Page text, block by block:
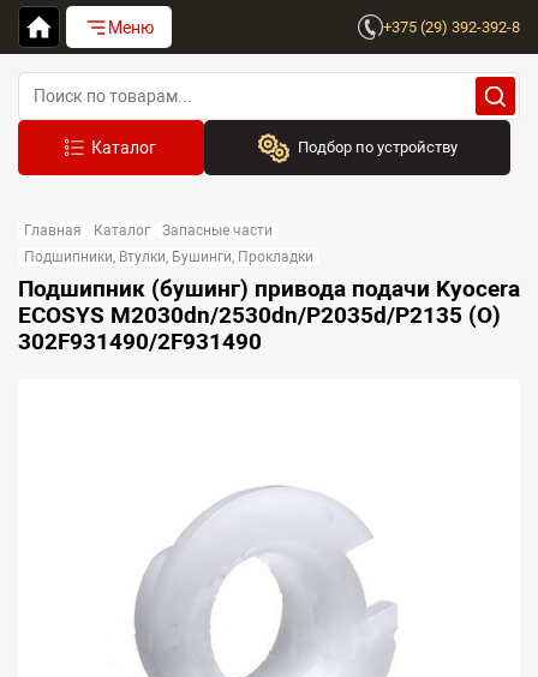
Меню +375 (29) 392-392-8
Подбор по устройству
Выберите бренд
Устройство:
Сначала выберите бренд
Главная Каталог
Запасные части
Подшипники, Втулки, Бушинги, Прокладки
Подшипник (бушинг) привода подачи Kyocera
ECOSYS M2030dn/2530dn/P2035d/P2135 (O)
302F931490/2F931490